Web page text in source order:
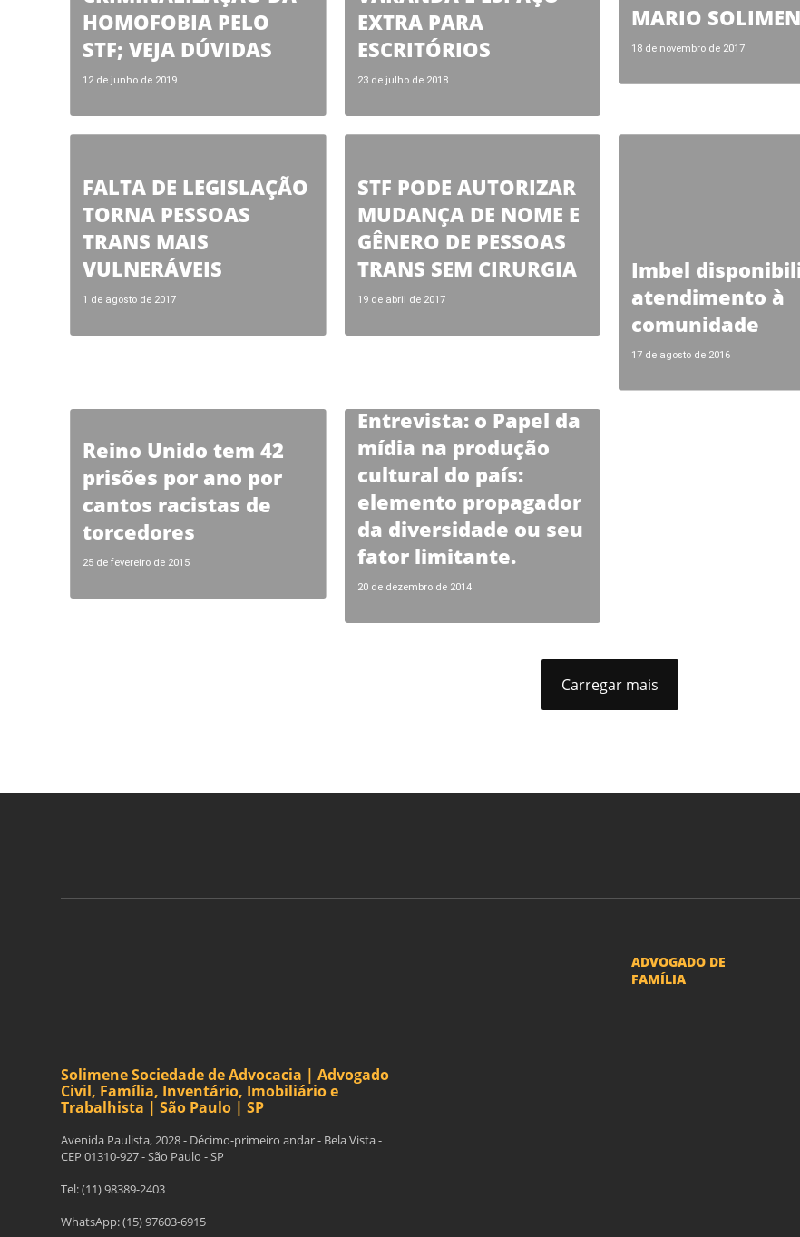
HOMOFOBIA PELO
STF; VEJA DÚVIDAS
12 de junho de 2019
EXTRA PARA
ESCRITÓRIOS
23 de julho de 2018
MARIO
18 de novembro de 2017
FALTA DE LEGISLAÇÃO
TORNA PESSOAS
TRANS MAIS
VULNERÁVEIS
1 de agosto de 2017
STF PODE AUTORIZAR
MUDANÇA DE NOME E
GÊNERO DE PESSOAS
TRANS SEM CIRURGIA
19 de abril de 2017
Imbel
atendimento à
comunidade
17 de agosto de 2016
Reino Unido tem 42
prisões por ano por
cantos racistas de
torcedores
25 de fevereiro de 2015
Entrevista: o Papel da
mídia na produção
cultural do país:
elemento propagador
da diversidade ou seu
fator limitante.
20 de dezembro de 2014
Carregar mais
Solimene Sociedade de Advocacia | Advogado
Civil, Família, Inventário, Imobiliário e
Trabalhista | São Paulo | SP
Avenida Paulista, 2028 - Décimo-primeiro andar - Bela Vista -
CEP 01310-927 - São Paulo - SP
Tel: (11) 98389-2403
WhatsApp: (15) 97603-6915
ADVOGADO DE
FAMÍLIA